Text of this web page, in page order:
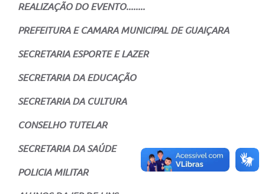
REALIZAÇÃO DO EVENTO........
PREFEITURA E CAMARA MUNICIPAL DE GUAIÇARA
SECRETARIA ESPORTE E LAZER
SECRETARIA DA EDUCAÇÃO
SECRETARIA DA CULTURA
CONSELHO TUTELAR
SECRETARIA DA SAÚDE
POLICIA MILITAR